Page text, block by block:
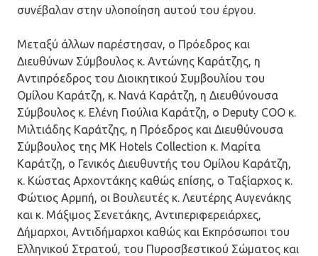
συνέβαλαν στην υλοποίηση αυτού του έργου.
Μεταξύ άλλων παρέστησαν, ο Πρόεδρος και
Διευθύνων Σύμβουλος κ. Αντώνης Καράτζης, η
Αντιπρόεδρος του Διοικητικού Συμβουλίου του
Ομίλου Καράτζη, κ. Νανά Καράτζη, η Διευθύνουσα
Σύμβουλος κ. Ελένη Γιούλια Καράτζη, ο Deputy COO κ.
Μιλτιάδης Καράτζης, η Πρόεδρος και Διευθύνουσα
Σύμβουλος της MK Hotels Collection κ. Μαρίτα
Καράτζη, ο Γενικός Διευθυντής του Ομίλου Καράτζη,
κ. Κώστας Αρχοντάκης καθώς επίσης, ο Ταξίαρχος κ.
Φώτιος Αρμπή, οι Βουλευτές κ. Λευτέρης Αυγενάκης
και κ. Μάξιμος Σενετάκης, Αντιπεριφερειάρχες,
Δήμαρχοι, Αντιδήμαρχοι καθώς και Εκπρόσωποι του
Ελληνικού Στρατού, του Πυροσβεστικού Σώματος και